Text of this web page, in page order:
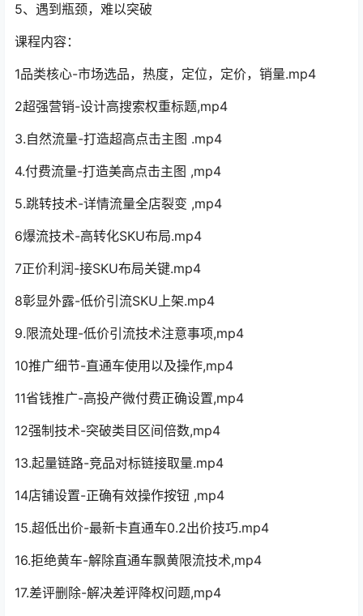
5、遇到瓶颈，难以突破
课程内容：
1品类核心-市场选品，热度，定位，定价，销量.mp4
2超强营销-设计高搜索权重标题,mp4
3.自然流量-打造超高点击主图 .mp4
4.付费流量-打造美高点击主图 ,mp4
5.跳转技术-详情流量全店裂变 ,mp4
6爆流技术-高转化SKU布局.mp4
7正价利润-接SKU布局关键.mp4
8彰显外露-低价引流SKU上架.mp4
9.限流处理-低价引流技术注意事项,mp4
10推广细节-直通车使用以及操作,mp4
11省钱推广-高投产微付费正确设置,mp4
12强制技术-突破类目区间倍数,mp4
13.起量链路-竞品对标链接取量.mp4
14店铺设置-正确有效操作按钮 ,mp4
15.超低出价-最新卡直通车0.2出价技巧.mp4
16.拒绝黄车-解除直通车飘黄限流技术,mp4
17.差评删除-解决差评降权问题,mp4